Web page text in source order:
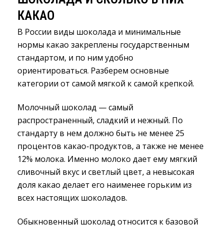
КАКАО
В России виды шоколада и минимальные
нормы какао закреплены государственным
стандартом, и по ним удобно
ориентироваться. Разберем основные
категории от самой мягкой к самой крепкой.
Молочный шоколад — самый
распространенный, сладкий и нежный. По
стандарту в нем должно быть не менее 25
процентов какао-продуктов, а также не менее
12% молока. Именно молоко дает ему мягкий
сливочный вкус и светлый цвет, а невысокая
доля какао делает его наименее горьким из
всех настоящих шоколадов.
Обыкновенный шоколад относится к базовой